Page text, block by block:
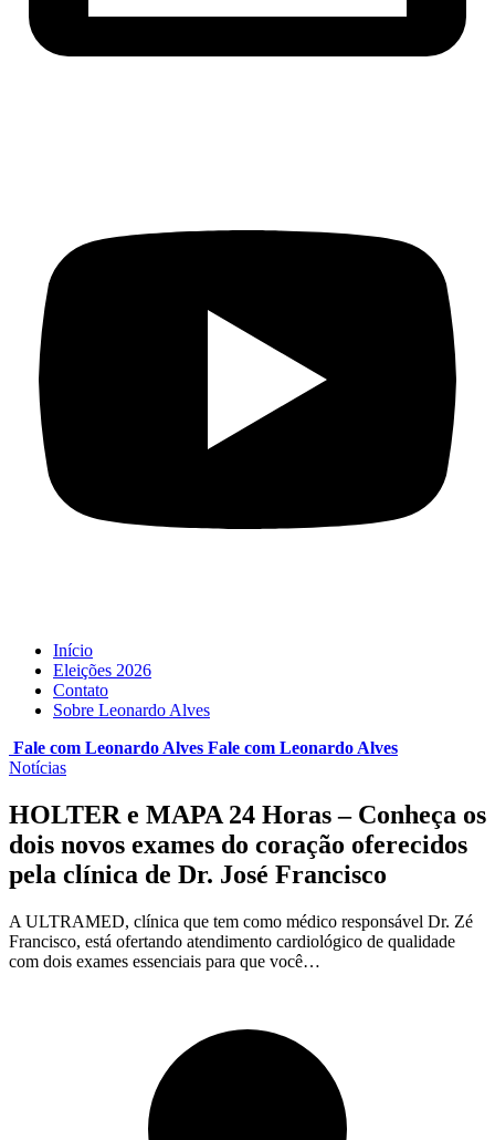
Início
Eleições 2026
Contato
Sobre Leonardo Alves
Fale com Leonardo Alves Fale com Leonardo Alves
Notícias
HOLTER e MAPA 24 Horas – Conheça os
dois novos exames do coração oferecidos
pela clínica de Dr. José Francisco
A ULTRAMED, clínica que tem como médico responsável Dr. Zé
Francisco, está ofertando atendimento cardiológico de qualidade
com dois exames essenciais para que você…